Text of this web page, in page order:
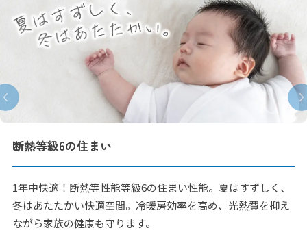
断熱等級6の住まい
1年中快適！断熱等性能等級6の住まい性能。夏はすずしく、
冬はあたたかい快適空間。冷暖房効率を高め、光熱費を抑え
ながら家族の健康も守ります。